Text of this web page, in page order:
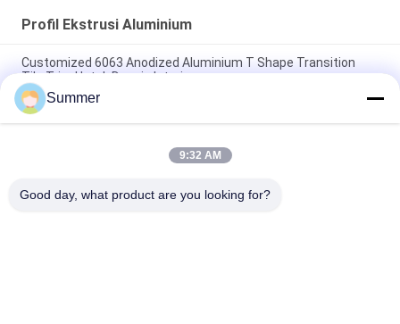
Profil Ekstrusi Aluminium
Customized 6063 Anodized Aluminium T Shape Transition
Tile Trim Untuk Desain Interior
Konstruksi Pintu Aluminium Profil Sliding Glass Door Extrusion
Slim Profile
6063 powder coating profil tabung persegi aluminium butiran
Summer
9:32 AM
Good day, what product are you looking for?